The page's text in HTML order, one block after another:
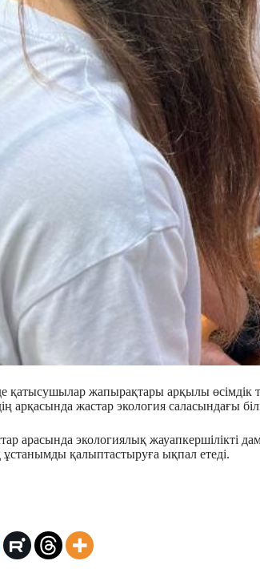
қатысушылар жапырақтары арқылы
арқасында жастар экология
арасында экологиялық жауапкершілікті
ұстанымды қалыптастыруға ықпал етеді.